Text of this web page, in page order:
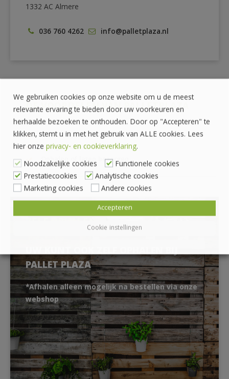
1332 AC Almere
036 760 4262 info@palletplaza.nl
DE VOORDELEN VAN PALLETPLAZA
Prijzen zijn exclusief BTW
Veilig betalen met iDeal
Ophalen of laten bezorgen
ZELF OPHALEN?
UW KUNT OOK ZELF OPHALEN BIJ
PALLET PLAZA
*Afhalen alleen mogelijk na bestellen via onze
webshop
We gebruiken cookies op onze website om u de meest
relevante ervaring te bieden door uw voorkeuren en
herhaalde bezoeken te onthouden. Door op "Accepteren" te
klikken, stemt u in met het gebruik van ALLE cookies. Lees
hier onze privacy- en cookieverklaring.
Noodzakelijke cookies
Functionele cookies
Prestatiecookies
Analytische cookies
Marketing cookies
Andere cookies
Cookie instellingen
Accepteren